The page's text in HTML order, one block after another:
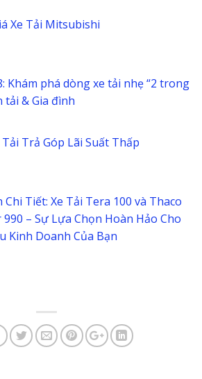
Xe Tải Mitsubishi
Khám phá dòng xe tải nhẹ “2 trong
tải & Gia đình
Tải Trả Góp Lãi Suất Thấp
Chi Tiết: Xe Tải Tera 100 và Thaco
– Sự Lựa Chọn Hoàn Hảo Cho
Kinh Doanh Của Bạn